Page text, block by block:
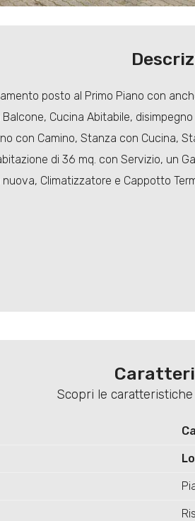
posto al Primo Piano con
Cucina Abitabile,
con Camino, Stanza con Cucina,
di 36 mq. con Servizio, un
Climatizzatore e Cappotto
Scopri le